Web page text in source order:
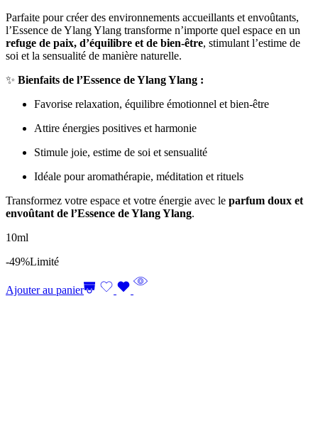
Parfaite pour créer des environnements accueillants et envoûtants,
l’Essence de Ylang Ylang transforme n’importe quel espace en un
refuge de paix, d’équilibre et de bien-être, stimulant l’estime de
soi et la sensualité de manière naturelle.
✨ Bienfaits de l’Essence de Ylang Ylang :
Favorise relaxation, équilibre émotionnel et bien-être
Attire énergies positives et harmonie
Stimule joie, estime de soi et sensualité
Idéale pour aromathérapie, méditation et rituels
Transformez votre espace et votre énergie avec le parfum doux et
envoûtant de l’Essence de Ylang Ylang.
10ml
-49%Limité
Ajouter au panier